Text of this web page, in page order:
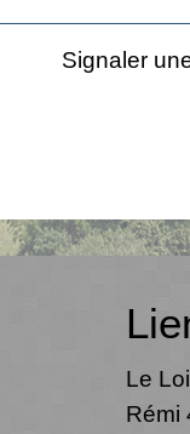
Signaler
Le
Rémi